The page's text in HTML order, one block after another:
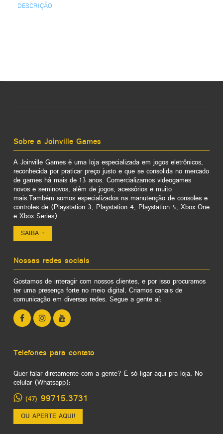
DESCRIÇÃO
Sobre a Joinville Games
A Joinville Games é uma loja especializada em jogos eletrônicos,
reconhecida por praticar preço justo e que se consolida no mercado
de games há mais de 13 anos. Comercializamos videogames
novos e seminovos, além de jogos, acessórios e muito
mais.Também somos especializados na manutenção de consoles e
controles de (Playstation 3, Playstation 4, Playstation 5, Xbox One
e Xbox Series).
SAIBA +
Nossas redes sociais
Gostamos de interagir com nossos clientes, e por isso procuramos
ter uma presença forte no meio digital. Criamos canais de
comunicação em diversas redes. Segue a gente aí:
Telefones para contato
Quer falar diretamente com a gente? É só ligar aqui pra loja. No
celular (Whatsapp):
(47) 99715.3731
OU APERTE AQUI!